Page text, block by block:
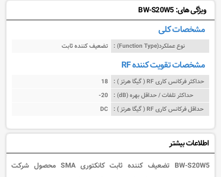
ویژگی های: BW-S20W5
مشخصات کلی
نوع عملکرد(Function Type) : تضعیف کننده ثابت
مشخصات تقویت کننده RF
حداکثر فرکانس کاری RF ( گیگا هرتز ) :
18
حداکثر تلفات / حداقل بهره (dB) :
-20
حداقل فرکانس کاری RF ( گیگا هرتز ) :
DC
اطلاعات بیشتر
BW-S20W5 تضعیف کننده ثابت کانکتوری
SMA محصول شرکت